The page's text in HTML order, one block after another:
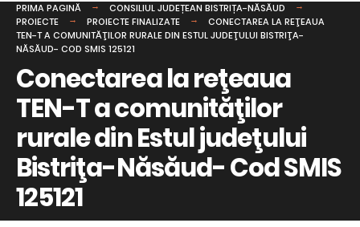
PRIMA PAGINĂ
CONSILIUL JUDEȚEAN BISTRIȚA-NĂSĂUD
PROIECTE
PROIECTE FINALIZATE
CONECTAREA LA REŢEAUA
TEN-T A COMUNITĂŢILOR RURALE DIN ESTUL JUDEŢULUI BISTRIŢA-
NĂSĂUD- COD SMIS 125121
Conectarea la reţeaua
TEN-T a comunităţilor
rurale din Estul judeţului
Bistriţa-Năsăud- Cod SMIS
125121